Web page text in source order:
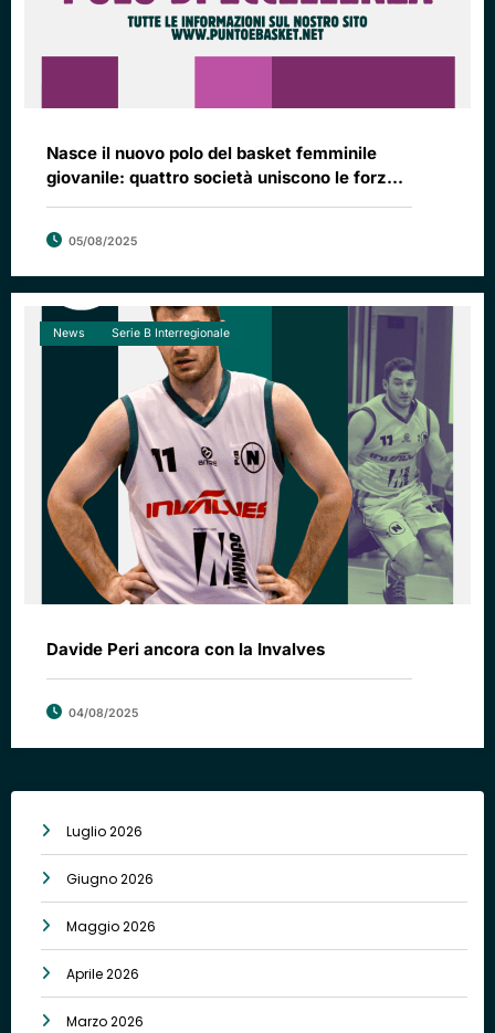
Nasce il nuovo polo del basket femminile
giovanile: quattro società uniscono le forze
per un progetto d’eccellenza
05/08/2025
News Serie B Interregionale
Davide Peri ancora con la Invalves
04/08/2025
Luglio 2026
Giugno 2026
Maggio 2026
Aprile 2026
Marzo 2026